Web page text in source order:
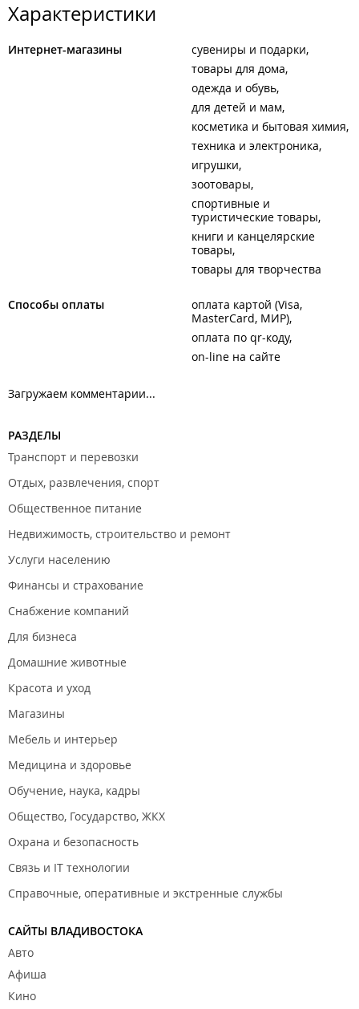
Характеристики
Интернет-магазины
сувениры и подарки
товары для дома
одежда и обувь
для детей и мам
косметика и бытовая химия
техника и электроника
игрушки
зоотовары
спортивные и
туристические товары
книги и канцелярские
товары
товары для творчества
Способы оплаты
оплата картой (Visa,
MasterCard, МИР)
оплата по qr-коду
on-line на сайте
Загружаем комментарии...
РАЗДЕЛЫ
Транспорт и перевозки
Отдых, развлечения, спорт
Общественное питание
Недвижимость, строительство и ремонт
Услуги населению
Финансы и страхование
Снабжение компаний
Для бизнеса
Домашние животные
Красота и уход
Магазины
Мебель и интерьер
Медицина и здоровье
Обучение, наука, кадры
Общество, Государство, ЖКХ
Охрана и безопасность
Связь и IT технологии
Справочные, оперативные и экстренные службы
САЙТЫ ВЛАДИВОСТОКА
Авто
Афиша
Кино